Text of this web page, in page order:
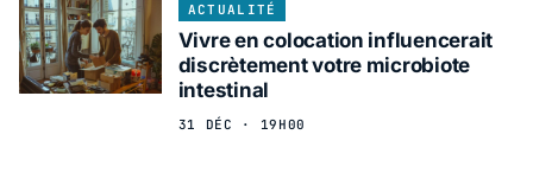
ACTUALITÉ
Vivre en colocation influencerait
discrètement votre microbiote
intestinal
31 DÉC · 19H00